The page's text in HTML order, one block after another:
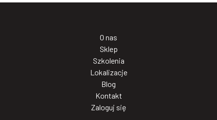
O nas
Sklep
Szkolenia
Lokalizacje
Blog
Kontakt
Zaloguj się